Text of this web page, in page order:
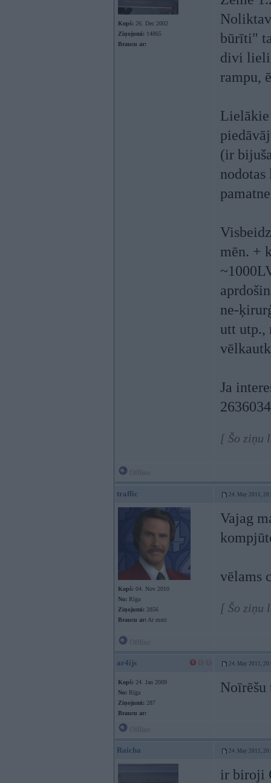
Kopš: 26. Dec 2002
Ziņojumi: 14865
Braucu ar:
būrīti"
divi
rampu,
Lielākie
(ir
mēn. +
ne-
utt utp.,
Ja
[ Šo ziņu
traffic 24. May 2011,
Kopš: 04. Nov 2010
No: Rīga
Ziņojumi: 2856
Braucu ar: Ar muti
Vajag
vēlams
[ Šo ziņu
ar4ijs 24. May 2011,
Kopš: 24. Jan 2009
No: Rīga
Ziņojumi: 287
Braucu ar:
Noīrēšu
Raicha 24. May 2011,
ir biroji